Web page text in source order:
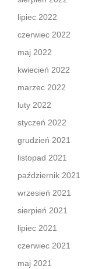
lipiec 2022
czerwiec 2022
maj 2022
kwiecień 2022
marzec 2022
luty 2022
styczeń 2022
grudzień 2021
listopad 2021
październik 2021
wrzesień 2021
sierpień 2021
lipiec 2021
czerwiec 2021
maj 2021